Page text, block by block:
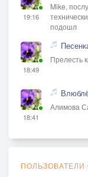
19:16
Mike,
подошл
18:49
Прелесть
18:41
Алимова
ПОЛЬЗОВАТЕЛИ